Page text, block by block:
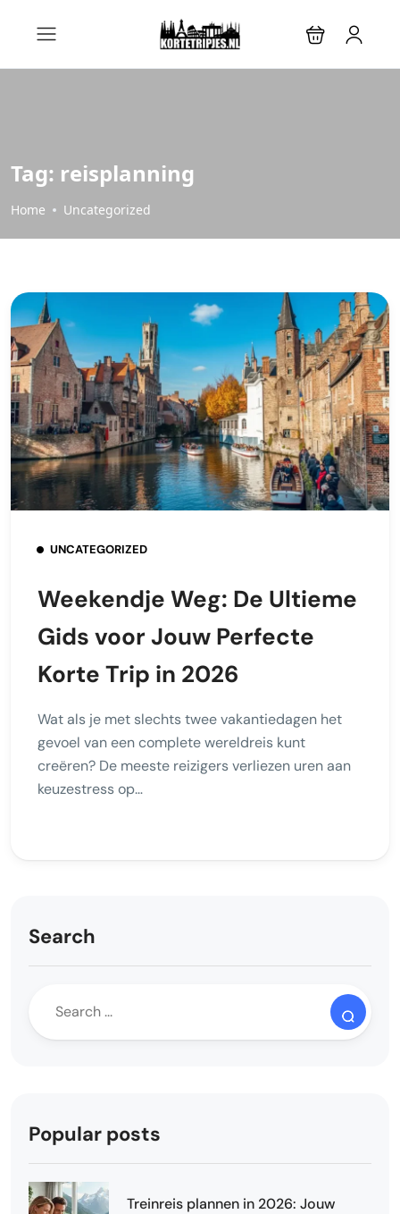
Tag: reisplanning
Home Uncategorized
UNCATEGORIZED
Weekendje Weg: De Ultieme
Gids voor Jouw Perfecte
Korte Trip in 2026
Wat als je met slechts twee vakantiedagen het
gevoel van een complete wereldreis kunt
creëren? De meeste reizigers verliezen uren aan
keuzestress op…
Search
Popular posts
Treinreis plannen in 2026: Jouw